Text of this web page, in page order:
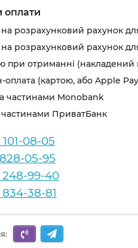
оплати
розрахунковий рахунок
розрахунковий рахунок
при отриманні (накладений
(картою, або Apple
частинами Monobank
ПриватБанк
08-05
05-95
248-99-40
834-38-81